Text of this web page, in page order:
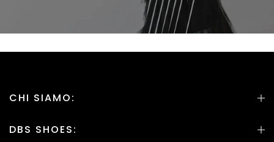
CHI SIAMO:
DBS SHOES: